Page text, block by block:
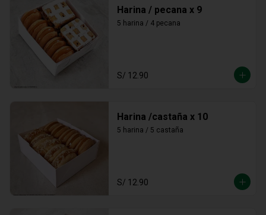
Harina / pecana x 9
5 harina / 4 pecana
S/ 12.90
Harina /castaña x 10
5 harina / 5 castaña
S/ 12.90